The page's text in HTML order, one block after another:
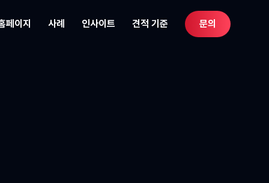
페이지 사례 인사이트 견적 기준 문의